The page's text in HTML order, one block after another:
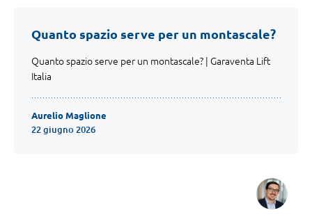
Quanto spazio serve per un montascale?
Quanto spazio serve per un montascale? | Garaventa Lift
Italia
Aurelio Maglione
22 giugno 2026